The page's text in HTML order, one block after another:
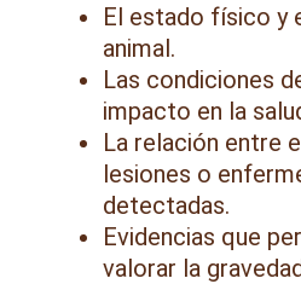
El estado físico y
animal.
Las condiciones
impacto en la
La relación entre
lesiones o
detectadas.
Evidencias que
valorar la